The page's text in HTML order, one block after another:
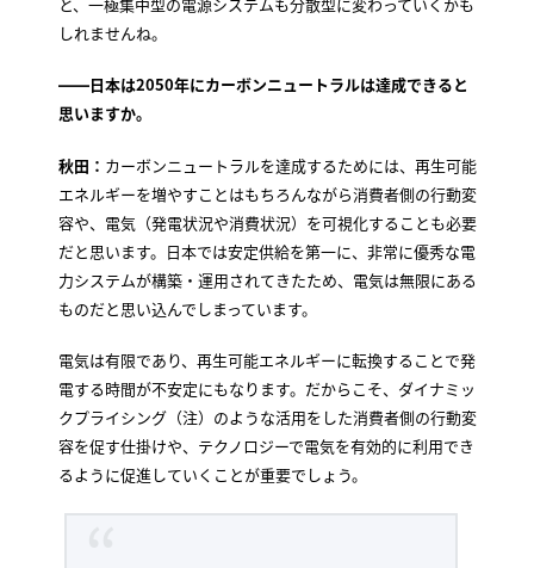
しれませんね。
――日本は2050年にカーボンニュートラルは達成できると
思いますか。
秋田： カーボンニュートラルを達成するためには、再生可能
エネルギーを増やすことはもちろんながら消費者側の行動変
容や、電気（発電状況や消費状況）を可視化することも必要
だと思います。日本では安定供給を第一に、非常に優秀な電
力システムが構築・運用されてきたため、電気は無限にある
ものだと思い込んでしまっています。
電気は有限であり、再生可能エネルギーに転換することで発
電する時間が不安定にもなります。だからこそ、ダイナミッ
クプライシング（注）のような活用をした消費者側の行動変
容を促す仕掛けや、テクノロジーで電気を有効的に利用でき
るように促進していくことが重要でしょう。